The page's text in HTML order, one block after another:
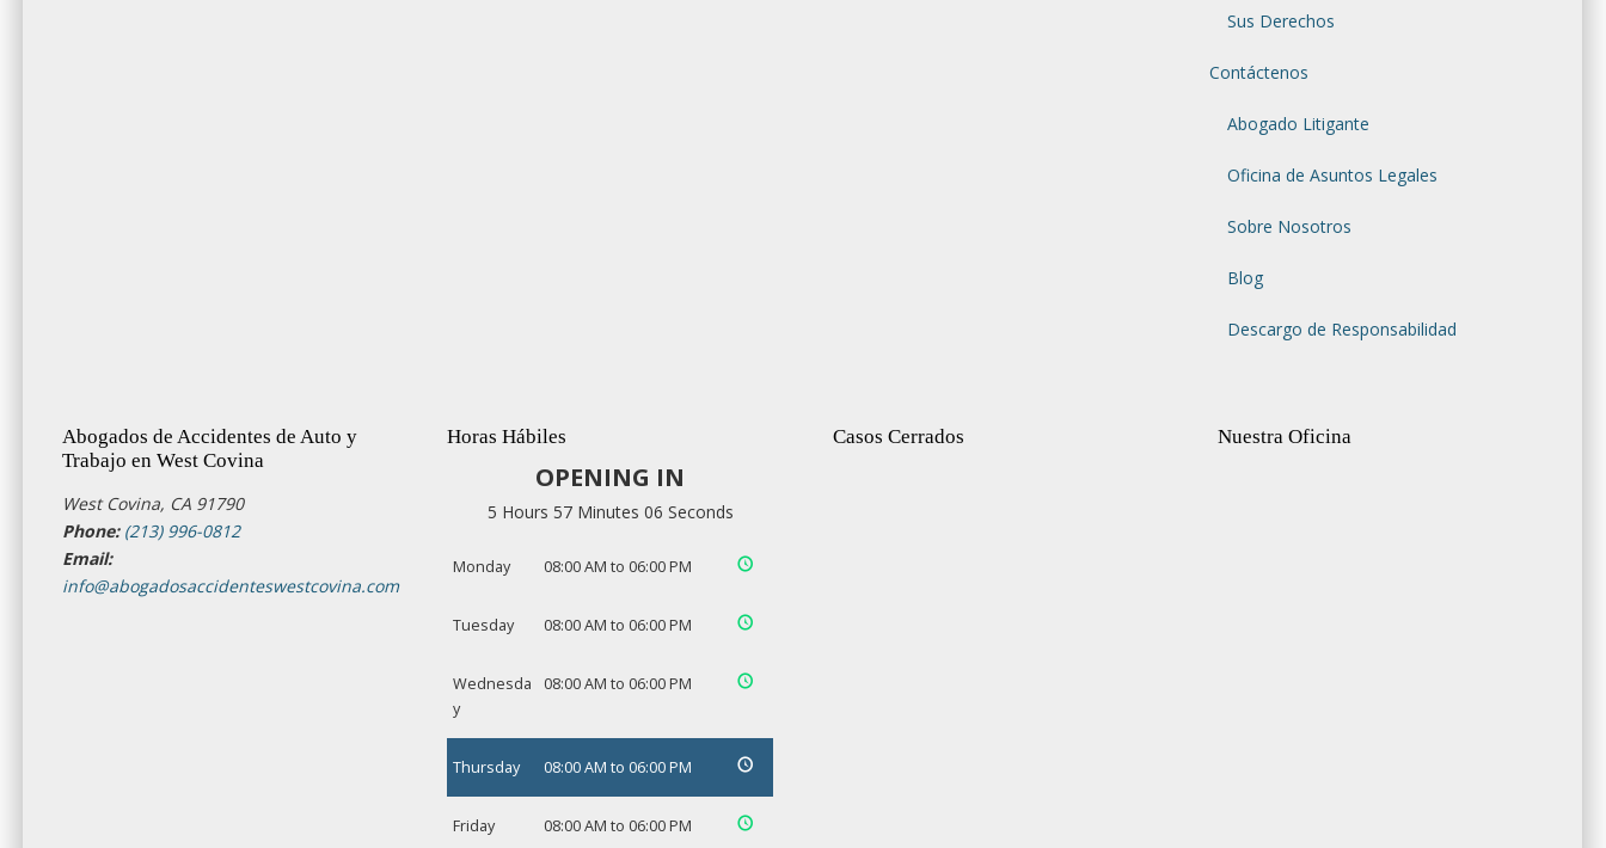
Sus Derechos
Contáctenos
Abogado Litigante
Oficina de Asuntos Legales
Sobre Nosotros
Blog
Descargo de Responsabilidad
Abogados de Accidentes de Auto y
Trabajo en West Covina
West Covina, CA 91790
Phone: (213) 996-0812
Email:
info@abogadosaccidenteswestcovina.com
Horas Hábiles
OPENING IN
5 Hours 57 Minutes 05 Seconds
Monday 08:00 AM to 06:00 PM
Tuesday 08:00 AM to 06:00 PM
Wednesda
y
08:00 AM to 06:00 PM
Thursday 08:00 AM to 06:00 PM
Friday 08:00 AM to 06:00 PM
Casos Cerrados Nuestra Oficina